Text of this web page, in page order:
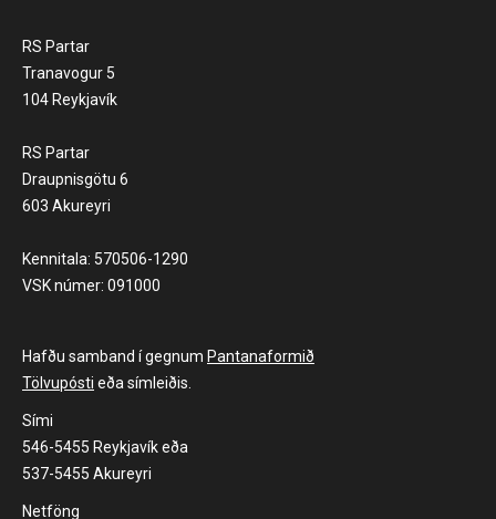
RS Partar
Tranavogur 5
104 Reykjavík
RS Partar
Draupnisgötu 6
603 Akureyri
Kennitala: 570506-1290
VSK númer: 091000
Hafðu samband í gegnum Pantanaformið
Tölvupósti eða símleiðis.
Sími
546-5455 Reykjavík eða
537-5455 Akureyri
Netföng